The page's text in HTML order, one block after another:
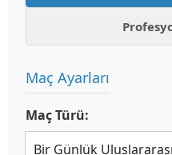
Maç Ayarları
Maç Türü: